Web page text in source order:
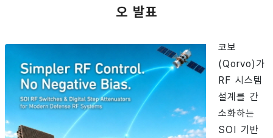
오 발표
코보
(Qorvo)가
RF 시스템
설계를 간
소화하는
SOI 기반